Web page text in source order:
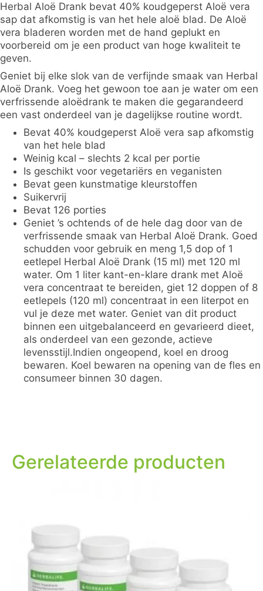
Herbal Aloë Drank bevat 40% koudgeperst Aloë vera
sap dat afkomstig is van het hele aloë blad. De Aloë
vera bladeren worden met de hand geplukt en
voorbereid om je een product van hoge kwaliteit te
geven.
Geniet bij elke slok van de verfijnde smaak van Herbal
Aloë Drank. Voeg het gewoon toe aan je water om een
verfrissende aloëdrank te maken die gegarandeerd
een vast onderdeel van je dagelijkse routine wordt.
Bevat 40% koudgeperst Aloë vera sap afkomstig
van het hele blad
Weinig kcal – slechts 2 kcal per portie
Is geschikt voor vegetariërs en veganisten
Bevat geen kunstmatige kleurstoffen
Suikervrij
Bevat 126 porties
Geniet ’s ochtends of de hele dag door van de
verfrissende smaak van Herbal Aloë Drank. Goed
schudden voor gebruik en meng 1,5 dop of 1
eetlepel Herbal Aloë Drank (15 ml) met 120 ml
water. Om 1 liter kant-en-klare drank met Aloë
vera concentraat te bereiden, giet 12 doppen of 8
eetlepels (120 ml) concentraat in een literpot en
vul je deze met water. Geniet van dit product
binnen een uitgebalanceerd en gevarieerd dieet,
als onderdeel van een gezonde, actieve
levensstijl.Indien ongeopend, koel en droog
bewaren. Koel bewaren na opening van de fles en
consumeer binnen 30 dagen.
Gerelateerde producten